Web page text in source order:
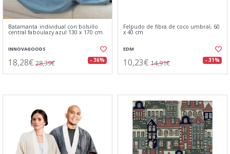
Batamanta individual con bolsillo
central faboulazy azul 130 x 170 cm
INNOVAGOODS
18,28€ 28,39€ - 36%
Felpudo de fibra de coco umbral, 60
x 40 cm
EDM
10,23€ 14,91€ - 31%